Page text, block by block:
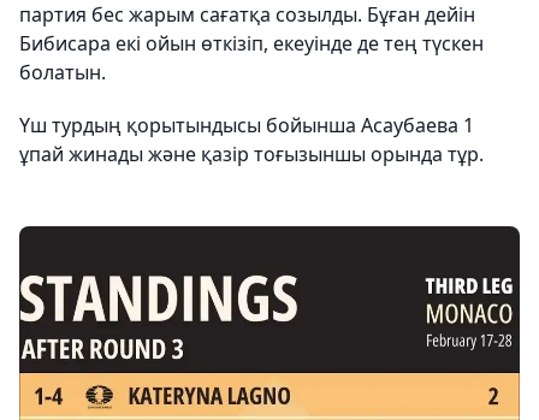
партия бес жарым сағатқа созылды. Бұған дейін
Бибисара екі ойын өткізіп, екеуінде де тең түскен
болатын.
Үш турдың қорытындысы бойынша Асаубаева 1
ұпай жинады және қазір тоғызыншы орында тұр.